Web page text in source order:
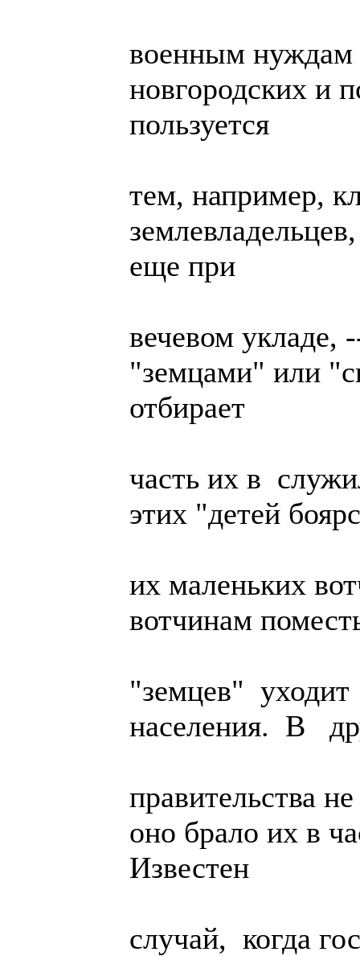
военным
новгородских и
пользуется
тем, например,
еще при
вечевом укладе,
"земцами" или
отбирает
часть их в
этих "детей
их маленьких
вотчинам
"земцев"
населения. В
правительства
оно брало их в
Известен
случай, когда